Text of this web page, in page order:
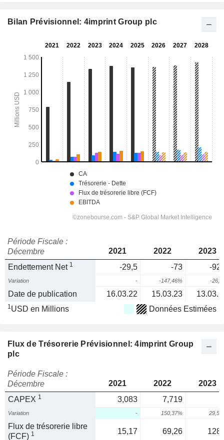
Bilan Prévisionnel: 4imprint Group plc
Période Fiscale :
Décembre
2021 2022
2023
Endettement Net 1 -29,5 -73 -
Variation - -147,46% -
Date de publication 16.03.22 15.03.23
1USD en Millions Données Estimées
Flux de Trésorerie Prévisionnel: 4imprint Group
plc
Période Fiscale :
Décembre
2021 2022
2023
CAPEX 1 3,083 7,719
Variation - 150,37%
Flux de trésorerie libre
(FCF) 1 15,17 69,26